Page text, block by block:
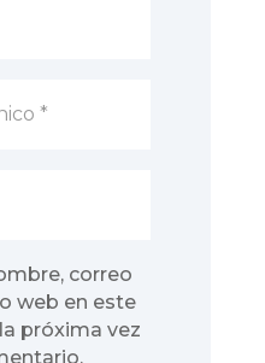
correo
web en este
próxima vez